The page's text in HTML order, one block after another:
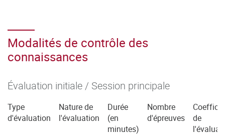
Modalités de contrôle des
connaissances
Évaluation initiale / Session principale
Type
d'évaluation
Nature de
l'évaluation
Durée
(en
minutes)
Nombre
d'épreuves
de